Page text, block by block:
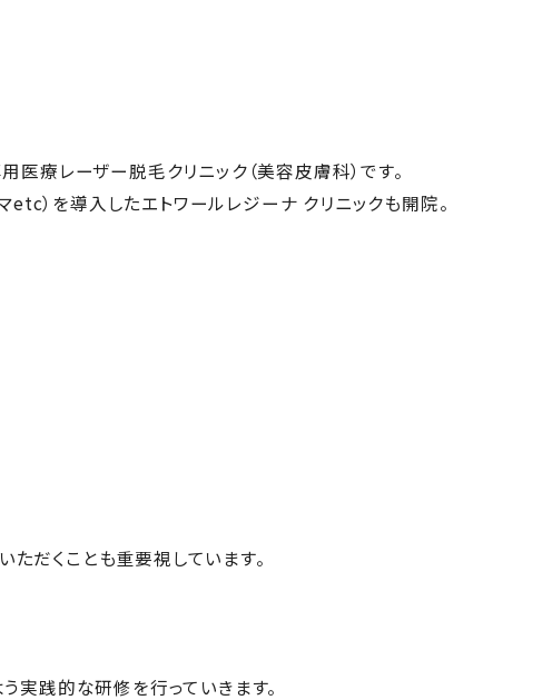
療レーザー脱毛クリニック（美容皮膚科）です。
）を導入したエトワールレジーナ クリニックも開院。
だくことも重要視しています。
実践的な研修を行っていきます。